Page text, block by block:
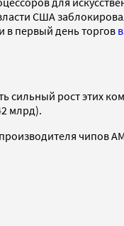
США
в первый день торгов
рост этих
млрд).
чипов